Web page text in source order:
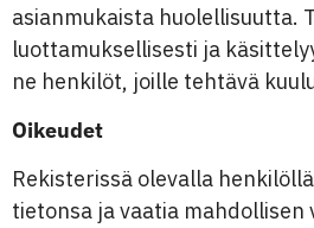
asianmukaista huolellisuutta.
luottamuksellisesti ja
ne henkilöt, joille tehtävä
Oikeudet
Rekisterissä olevalla
tietonsa ja vaatia mahdollisen